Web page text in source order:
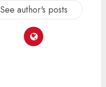
See author's posts